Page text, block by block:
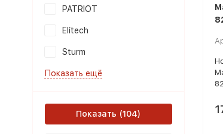
PATRIOT
Elitech
Sturm
Показать ещё
Показать